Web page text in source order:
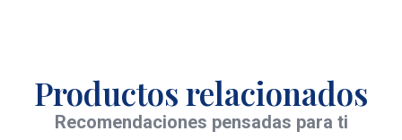
Productos relacionados
Recomendaciones pensadas para ti